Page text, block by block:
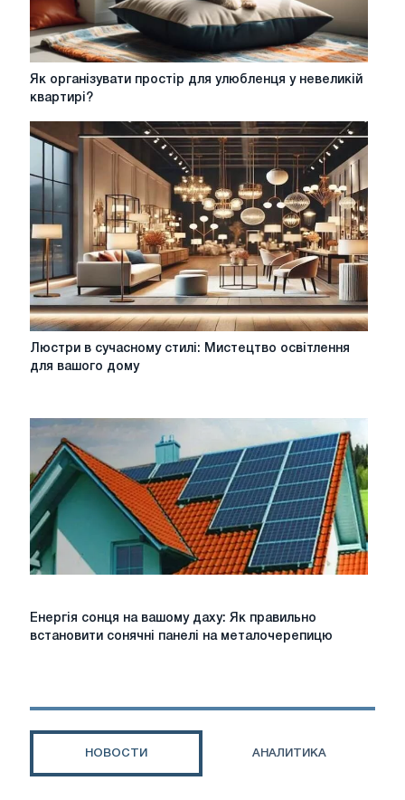
Як
організувати
для
улюбленця
невеликій
квартирі?
Як організувати простір для улюбленця у невеликій
квартирі?
Люстри
Мистецтво
освітлення
для
вашого
дому
Люстри в сучасному стилі: Мистецтво освітлення
для вашого дому
Енергія
сонця
Як
панелі
Енергія сонця на вашому даху: Як правильно
встановити сонячні панелі на металочерепицю
НОВОСТИ АНАЛИТИКА